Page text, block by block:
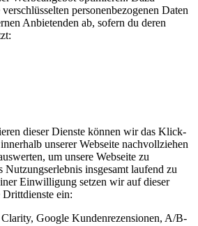
personenbezogenen Daten
Anbietenden ab, sofern du deren
dieser Dienste können wir das Klick-
unserer Webseite nachvollziehen
um unsere Webseite zu
Nutzungserlebnis insgesamt laufend zu
Einwilligung setzen wir auf dieser
Drittdienste ein:
Google Kundenrezensionen, A/B-